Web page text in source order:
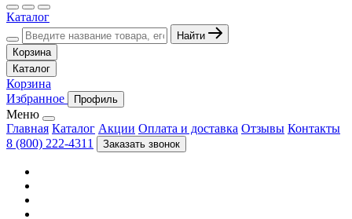
Каталог
Найти
Корзина
Каталог
Корзина
Избранное
Профиль
Меню
Главная Каталог Акции Оплата и доставка Отзывы Контакты
8 (800) 222-4311
Заказать звонок